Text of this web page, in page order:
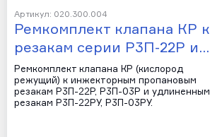
Артикул: 020.300.004
Ремкомплект клапана КР к
резакам серии Р3П-22Р и…
Ремкомплект клапана КР (кислород
режущий) к инжекторным пропановым
резакам Р3П-22Р, Р3П-03Р и удлиненным
резакам Р3П-22РУ, Р3П-03РУ.